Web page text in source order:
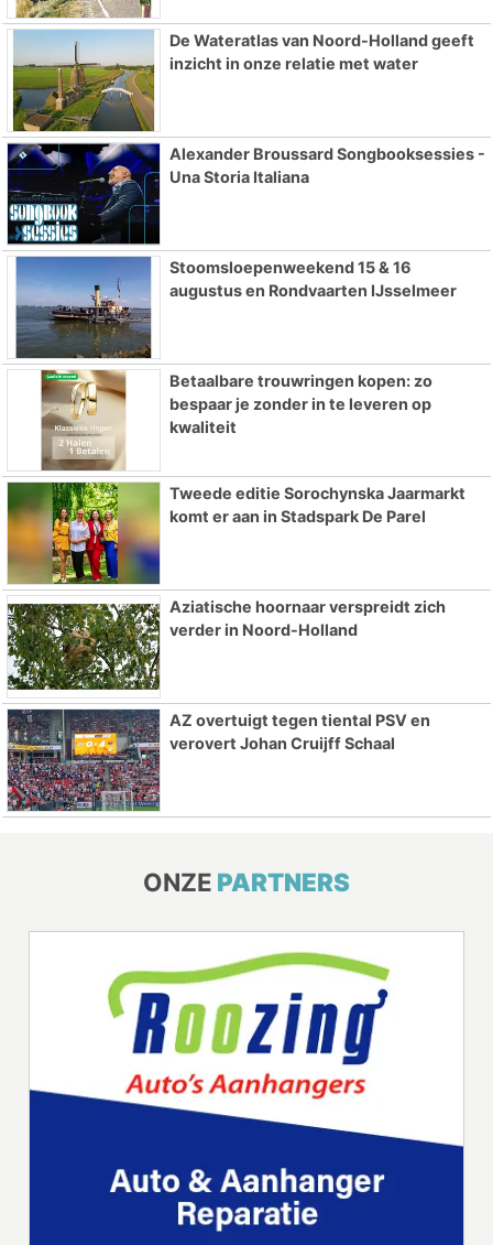
De Wateratlas van Noord-Holland geeft
inzicht in onze relatie met water
Alexander Broussard Songbooksessies -
Una Storia Italiana
Stoomsloepenweekend 15 & 16
augustus en Rondvaarten IJsselmeer
Betaalbare trouwringen kopen: zo
bespaar je zonder in te leveren op
kwaliteit
Tweede editie Sorochynska Jaarmarkt
komt er aan in Stadspark De Parel
Aziatische hoornaar verspreidt zich
verder in Noord-Holland
AZ overtuigt tegen tiental PSV en
verovert Johan Cruijff Schaal
ONZE PARTNERS